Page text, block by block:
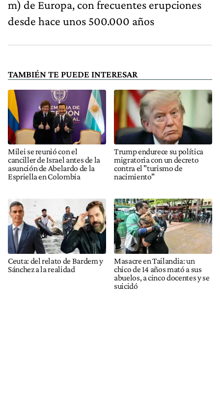
m) de Europa, con frecuentes erupciones
desde hace unos 500.000 años
TAMBIÉN TE PUEDE INTERESAR
Milei se reunió con el
canciller de Israel antes de la
asunción de Abelardo de la
Espriella en Colombia
Trump endurece su política
migratoria con un decreto
contra el "turismo de
nacimiento"
Ceuta: del relato de Bardem y
Sánchez a la realidad
Masacre en Tailandia: un
chico de 14 años mató a sus
abuelos, a cinco docentes y se
suicidó